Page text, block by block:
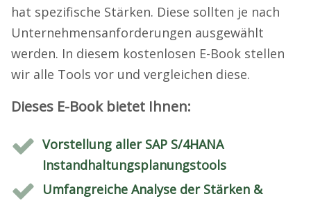
hat spezifische Stärken. Diese sollten je nach
Unternehmensanforderungen ausgewählt
werden. In diesem kostenlosen E-Book stellen
wir alle Tools vor und vergleichen diese.
Dieses E-Book bietet Ihnen:
Vorstellung aller SAP S/4HANA
Instandhaltungsplanungstools
Umfangreiche Analyse der Stärken &